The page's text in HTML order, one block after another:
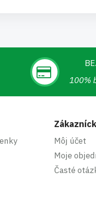
100%
Môj účet
Moje
Časté